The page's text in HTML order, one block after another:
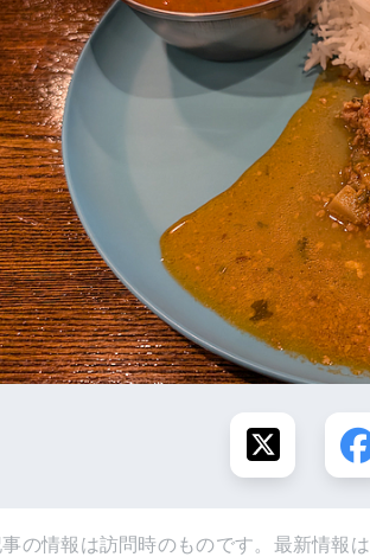
の情報は訪問時のものです。最新情報